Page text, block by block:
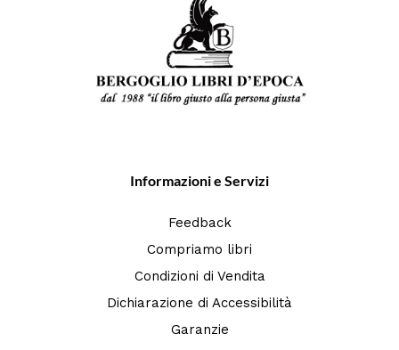
Informazioni e Servizi
Feedback
Compriamo libri
Condizioni di Vendita
Dichiarazione di Accessibilità
Garanzie